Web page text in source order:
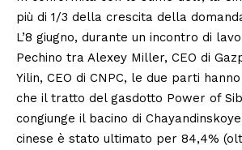
più di 1/3 della crescita della
L’8 giugno, durante un incontro di
Pechino tra Alexey Miller, CEO di
Yilin, CEO di CNPC, le due parti
che il tratto del gasdotto Power of
congiunge il bacino di
cinese è stato ultimato per 84,4%